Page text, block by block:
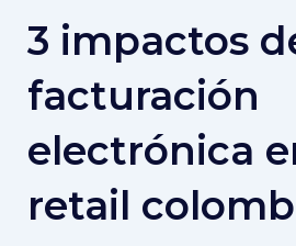
3 impactos
facturación
electrónica
retail